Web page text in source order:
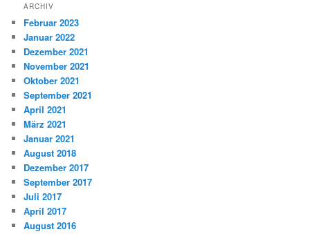
ARCHIV
Februar 2023
Januar 2022
Dezember 2021
November 2021
Oktober 2021
September 2021
April 2021
März 2021
Januar 2021
August 2018
Dezember 2017
September 2017
Juli 2017
April 2017
August 2016